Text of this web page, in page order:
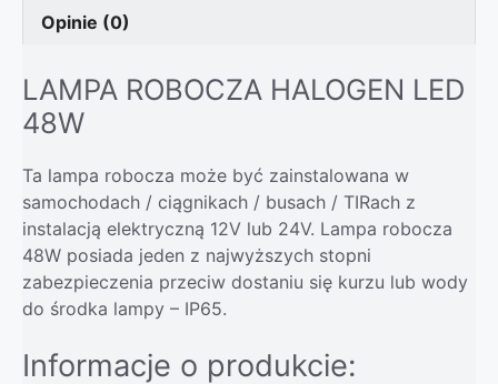
Opinie (0)
LAMPA ROBOCZA HALOGEN LED
48W
Ta lampa robocza może być zainstalowana w
samochodach / ciągnikach / busach / TIRach z
instalacją elektryczną 12V lub 24V. Lampa robocza
48W posiada jeden z najwyższych stopni
zabezpieczenia przeciw dostaniu się kurzu lub wody
do środka lampy – IP65.
Informacje o produkcie: